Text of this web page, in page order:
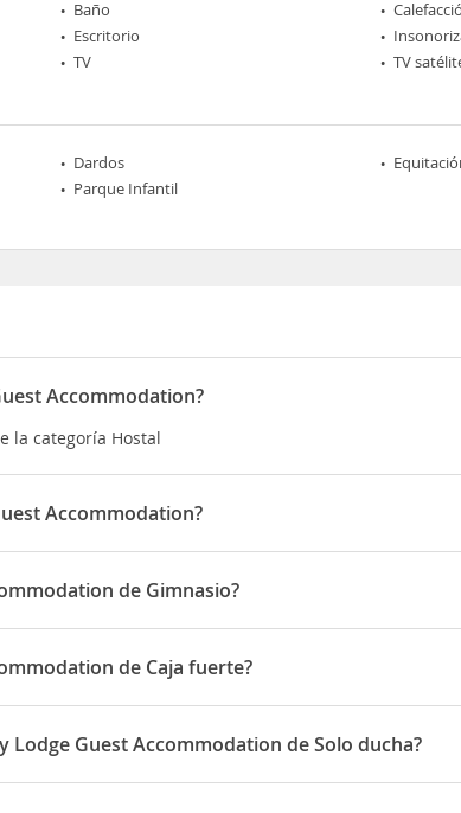
Baño
Escritorio
TV
TV
Dardos
Parque Infantil
Accommodation?
la categoría Hostal
Accommodation?
situado en Mary Street
de Gimnasio?
de Gimnasio
de Caja fuerte?
de Caja fuerte
Lodge Guest Accommodation de Solo ducha?
disponen de Solo ducha